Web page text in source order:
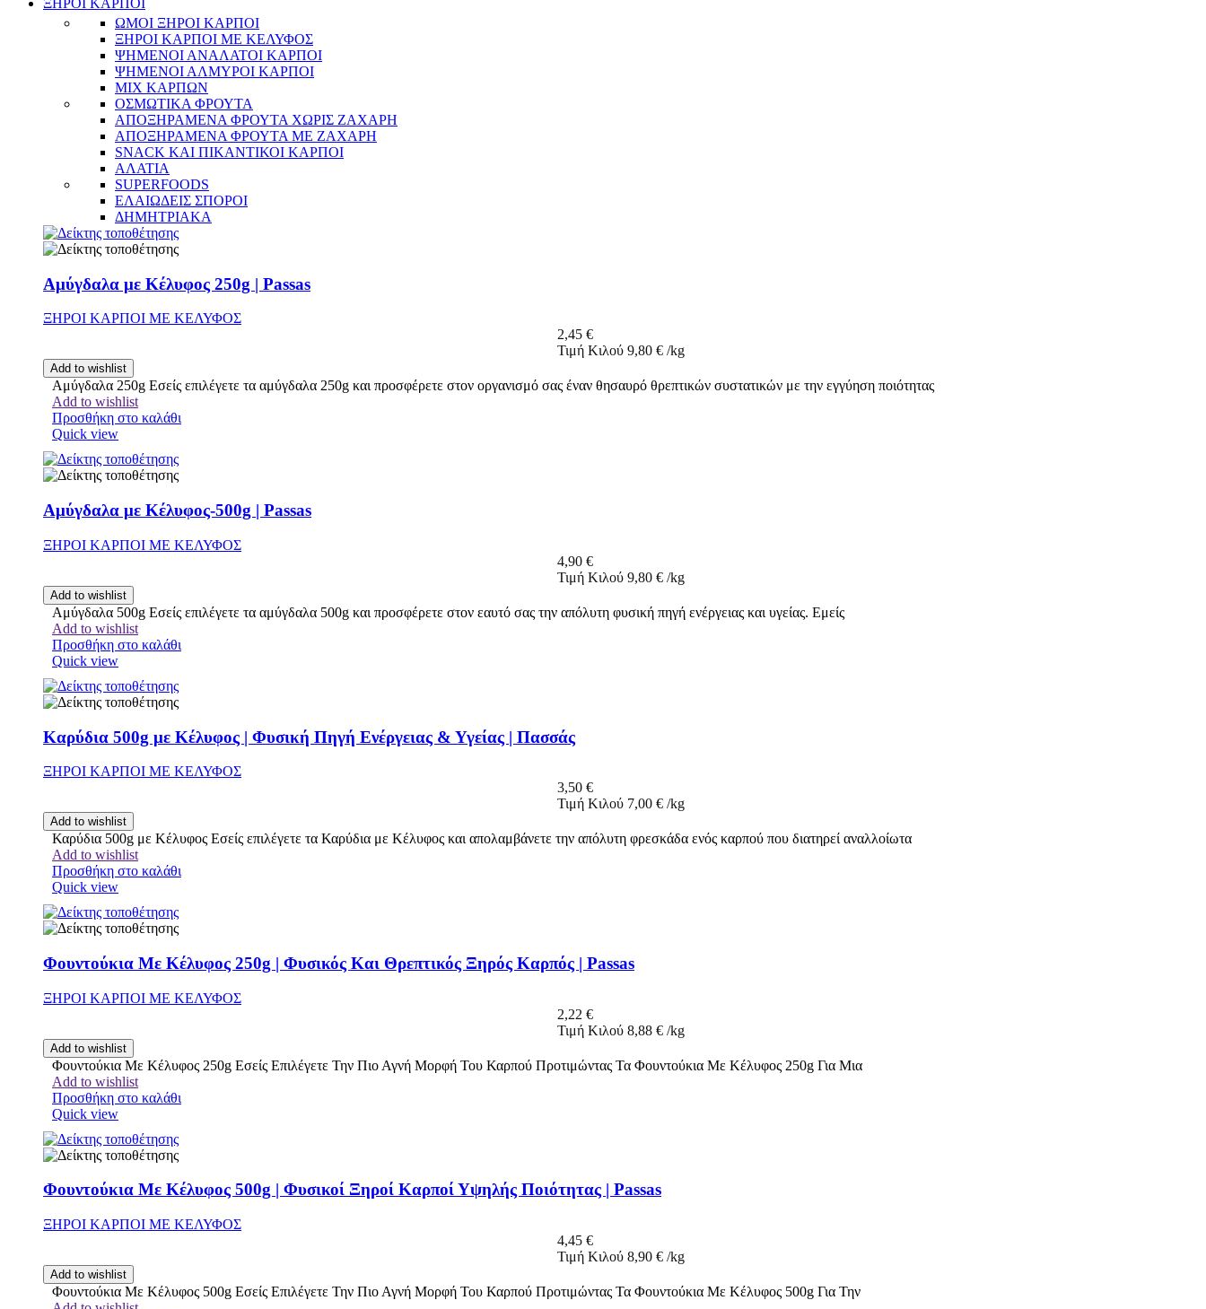
ΞΗΡΟΙ ΚΑΡΠΟΙ
ΩΜΟΙ ΞΗΡΟΙ ΚΑΡΠΟΙ
ΞΗΡΟΙ ΚΑΡΠΟΙ ΜΕ ΚΕΛΥΦΟΣ
ΨΗΜΕΝΟΙ ΑΝΑΛΑΤΟΙ ΚΑΡΠΟΙ
ΨΗΜΕΝΟΙ ΑΛΜΥΡΟΙ ΚΑΡΠΟΙ
MIX ΚΑΡΠΩΝ
ΟΣΜΩΤΙΚΑ ΦΡΟΥΤΑ
ΑΠΟΞΗΡΑΜΕΝΑ ΦΡΟΥΤΑ ΧΩΡΙΣ ΖΑΧΑΡΗ
ΑΠΟΞΗΡΑΜΕΝΑ ΦΡΟΥΤΑ ΜΕ ΖΑΧΑΡΗ
SNACK ΚΑΙ ΠΙΚΑΝΤΙΚΟΙ ΚΑΡΠΟΙ
ΑΛΑΤΙΑ
SUPERFOODS
ΕΛΑΙΩΔΕΙΣ ΣΠΟΡΟΙ
ΔΗΜΗΤΡΙΑΚΑ
Αμύγδαλα με Κέλυφος 250g | Passas
ΞΗΡΟΙ ΚΑΡΠΟΙ ΜΕ ΚΕΛΥΦΟΣ
2,45 €
Τιμή Κιλού 9,80 € /kg
Add to wishlist
Αμύγδαλα 250g Εσείς επιλέγετε τα αμύγδαλα 250g και προσφέρετε στον οργανισμό σας έναν θησαυρό θρεπτικών συστατικών με την εγγύηση ποιότητας
Add to wishlist
Προσθήκη στο καλάθι
Quick view
Αμύγδαλα με Κέλυφος-500g | Passas
ΞΗΡΟΙ ΚΑΡΠΟΙ ΜΕ ΚΕΛΥΦΟΣ
4,90 €
Τιμή Κιλού 9,80 € /kg
Add to wishlist
Αμύγδαλα 500g Εσείς επιλέγετε τα αμύγδαλα 500g και προσφέρετε στον εαυτό σας την απόλυτη φυσική πηγή ενέργειας και υγείας. Εμείς
Add to wishlist
Προσθήκη στο καλάθι
Quick view
Καρύδια 500g με Κέλυφος | Φυσική Πηγή Ενέργειας & Υγείας | Πασσάς
ΞΗΡΟΙ ΚΑΡΠΟΙ ΜΕ ΚΕΛΥΦΟΣ
3,50 €
Τιμή Κιλού 7,00 € /kg
Add to wishlist
Καρύδια 500g με Κέλυφος Εσείς επιλέγετε τα Καρύδια με Κέλυφος και απολαμβάνετε την απόλυτη φρεσκάδα ενός καρπού που διατηρεί αναλλοίωτα
Add to wishlist
Προσθήκη στο καλάθι
Quick view
Φουντούκια Με Κέλυφος 250g | Φυσικός Και Θρεπτικός Ξηρός Καρπός | Passas
ΞΗΡΟΙ ΚΑΡΠΟΙ ΜΕ ΚΕΛΥΦΟΣ
2,22 €
Τιμή Κιλού 8,88 € /kg
Add to wishlist
Φουντούκια Με Κέλυφος 250g Εσείς Επιλέγετε Την Πιο Αγνή Μορφή Του Καρπού Προτιμώντας Τα Φουντούκια Με Κέλυφος 250g Για Μια
Add to wishlist
Προσθήκη στο καλάθι
Quick view
Φουντούκια Με Κέλυφος 500g | Φυσικοί Ξηροί Καρποί Υψηλής Ποιότητας | Passas
ΞΗΡΟΙ ΚΑΡΠΟΙ ΜΕ ΚΕΛΥΦΟΣ
4,45 €
Τιμή Κιλού 8,90 € /kg
Add to wishlist
Φουντούκια Με Κέλυφος 500g Εσείς Επιλέγετε Την Πιο Αγνή Μορφή Του Καρπού Προτιμώντας Τα Φουντούκια Με Κέλυφος 500g Για Την